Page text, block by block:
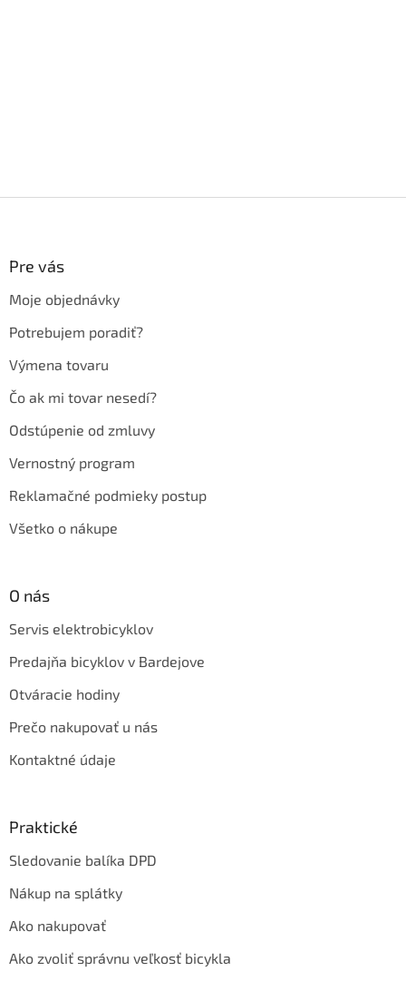
Pre vás
Moje objednávky
Potrebujem poradiť?
Výmena tovaru
Čo ak mi tovar nesedí?
Odstúpenie od zmluvy
Vernostný program
Reklamačné podmieky postup
Všetko o nákupe
O nás
Servis elektrobicyklov
Predajňa bicyklov v Bardejove
Otváracie hodiny
Prečo nakupovať u nás
Kontaktné údaje
Praktické
Sledovanie balíka DPD
Nákup na splátky
Ako nakupovať
Ako zvoliť správnu veľkosť bicykla